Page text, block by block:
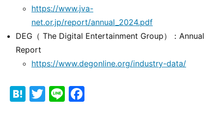
https://www.jva-
net.or.jp/report/annual_2024.pdf
DEG（ The Digital Entertainment Group）：Annual
Report
https://www.degonline.org/industry-data/
Hatena
Twitter
Line